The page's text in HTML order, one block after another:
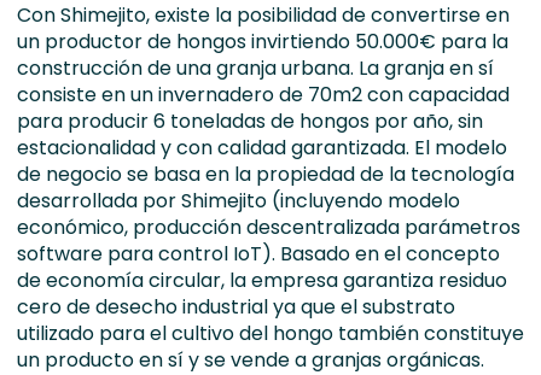
Con Shimejito, existe la posibilidad de convertirse en
un productor de hongos invirtiendo 50.000€ para la
construcción de una granja urbana. La granja en sí
consiste en un invernadero de 70m2 con capacidad
para producir 6 toneladas de hongos por año, sin
estacionalidad y con calidad garantizada. El modelo
de negocio se basa en la propiedad de la tecnología
desarrollada por Shimejito (incluyendo modelo
económico, producción descentralizada parámetros
software para control IoT). Basado en el concepto
de economía circular, la empresa garantiza residuo
cero de desecho industrial ya que el substrato
utilizado para el cultivo del hongo también constituye
un producto en sí y se vende a granjas orgánicas.